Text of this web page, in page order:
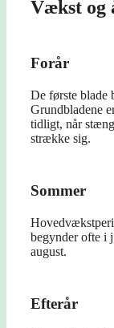
Vækst og
Forår
De første blade
Grundbladene
tidligt, når
strække sig.
Sommer
begynder ofte i
august.
Efterår